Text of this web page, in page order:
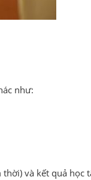
như:
và kết quả